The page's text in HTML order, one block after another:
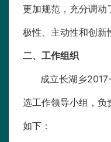
更加规范，充分调动
极性、主动性和创新
二、工作组织
成立长湖乡
选工作领导小组，负
如下：